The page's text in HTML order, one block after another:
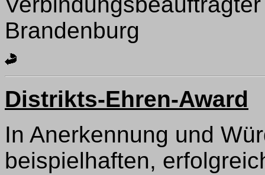
Brandenburg
Distrikts-Ehren-Award
In Anerkennung und
beispielhaften,